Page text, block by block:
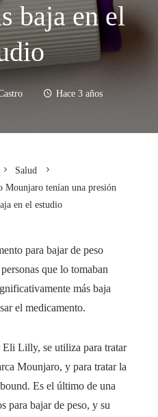
baja en el
Hace 3 años
Salud
Mounjaro tenían una presión
en el estudio
para bajar de peso
que lo tomaban
más baja
el medicamento.
Lilly, se utiliza para tratar
Mounjaro, y para tratar la
Es el último de una
para bajar de peso, y su